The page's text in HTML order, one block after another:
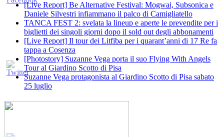
[Live Report] Be Alternative Festival: Mogwai, Subsonica e
Daniele Silvestri infiammano il palco di Camigliatello
TANCA FEST 2: svelata la lineup e aperte le prevendite per i
biglietti dei singoli giorni dopo il sold out degli abbonamenti
[Live Report] Il tour dei Litfiba per i quarant’anni di 17 Re fa
tappa a Cosenza
[Photostory] Suzanne Vega porta il suo Flying With Angels
Tour al Giardino Scotto di Pisa
Suzanne Vega protagonista al Giardino Scotto di Pisa sabato
25 luglio